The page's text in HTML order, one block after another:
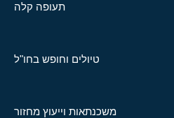
תעופה קלה
טיולים וחופש בחו"ל
משכנתאות וייעוץ מחזור